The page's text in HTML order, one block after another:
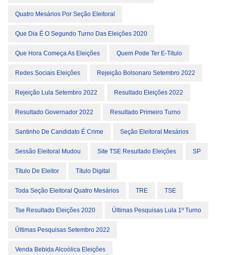
Quatro Mesários Por Seção Eleitoral
Que Dia É O Segundo Turno Das Eleições 2020
Que Hora Começa As Eleições Quem Pode Ter E-Titulo
Redes Sociais Eleições Rejeição Bolsonaro Setembro 2022
Rejeição Lula Setembro 2022 Resultado Eleições 2022
Resultado Governador 2022 Resultado Primeiro Turno
Santinho De Candidato É Crime Seção Eleitoral Mesários
Sessão Eleitoral Mudou Site TSE Resultado Eleições SP
Título De Eleitor Título Digital
Toda Seção Eleitoral Quatro Mesários TRE TSE
Tse Resultado Eleições 2020 Últimas Pesquisas Lula 1º Turno
Últimas Pesquisas Setembro 2022
Venda Bebida Alcoólica Eleições